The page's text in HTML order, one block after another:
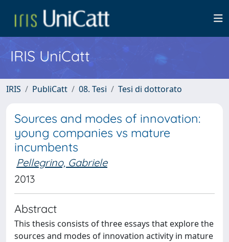
IRIS UniCatt
IRIS PubliCatt 08. Tesi Tesi di dottorato
Sources and modes of innovation:
young companies vs mature
incumbents
Pellegrino, Gabriele
2013
Abstract
This thesis consists of three essays that explore the
sources and modes of innovation activity in mature